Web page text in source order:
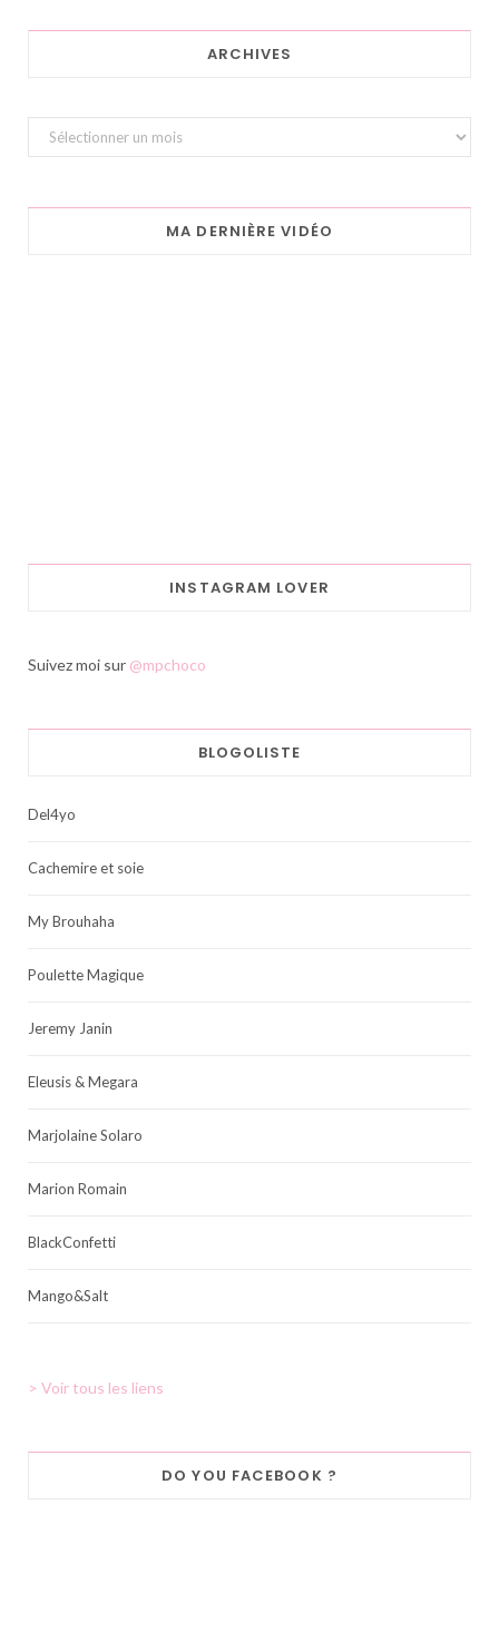
ARCHIVES
Archives
MA DERNIÈRE VIDÉO
INSTAGRAM LOVER
Suivez moi sur @mpchoco
BLOGOLISTE
Del4yo
Cachemire et soie
My Brouhaha
Poulette Magique
Jeremy Janin
Eleusis & Megara
Marjolaine Solaro
Marion Romain
BlackConfetti
Mango&Salt
> Voir tous les liens
DO YOU FACEBOOK ?